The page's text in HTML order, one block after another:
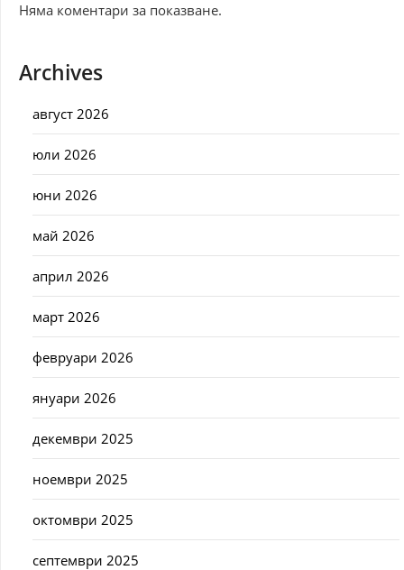
Няма коментари за показване.
Archives
август 2026
юли 2026
юни 2026
май 2026
април 2026
март 2026
февруари 2026
януари 2026
декември 2025
ноември 2025
октомври 2025
септември 2025